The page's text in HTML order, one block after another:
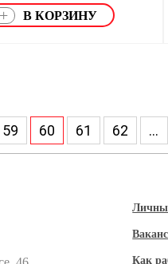
+
59 60 61 62 ...
Как